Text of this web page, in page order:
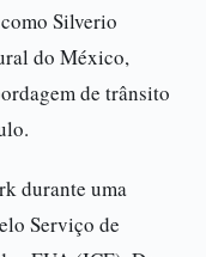
Silverio
do México,
de trânsito
durante uma
Serviço de